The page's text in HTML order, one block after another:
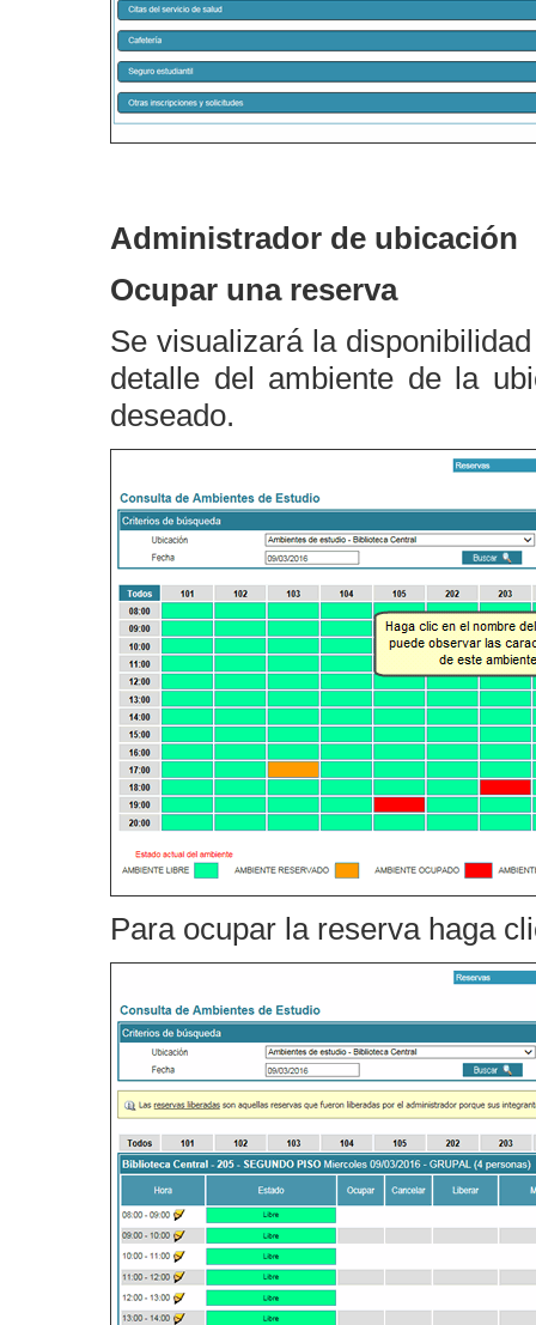
Administrador de ubicación
Ocupar una reserva
Se visualizará la
detalle del ambiente de la
deseado.
Para ocupar la reserva haga